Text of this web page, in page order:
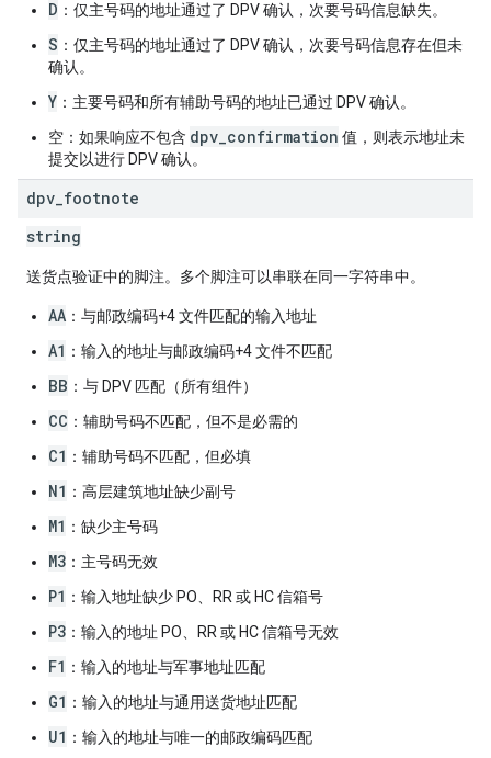
D ：仅主号码的地址通过了 DPV 确认，次要号码信息缺失。
S ：仅主号码的地址通过了 DPV 确认，次要号码信息存在但未
确认。
Y ：主要号码和所有辅助号码的地址已通过 DPV 确认。
空：如果响应不包含 dpv_confirmation 值，则表示地址未
提交以进行 DPV 确认。
dpv footnote
string
送货点验证中的脚注。多个脚注可以串联在同一字符串中。
AA ：与邮政编码+4 文件匹配的输入地址
A1 ：输入的地址与邮政编码+4 文件不匹配
BB ：与 DPV 匹配（所有组件）
CC ：辅助号码不匹配，但不是必需的
C1 ：辅助号码不匹配，但必填
N1 ：高层建筑地址缺少副号
M1 ：缺少主号码
M3 ：主号码无效
P1 ：输入地址缺少 PO、RR 或 HC 信箱号
P3 ：输入的地址 PO、RR 或 HC 信箱号无效
F1 ：输入的地址与军事地址匹配
G1 ：输入的地址与通用送货地址匹配
U1 ：输入的地址与唯一的邮政编码匹配